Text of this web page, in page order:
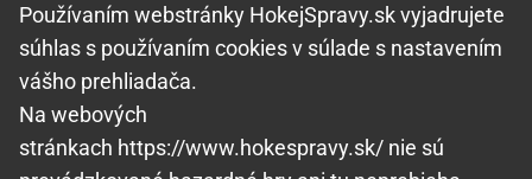
Používaním webstránky HokejSpravy.sk vyjadrujete
súhlas s používaním cookies v súlade s nastavením
vášho prehliadača.
Na webových
stránkach https://www.hokespravy.sk/ nie sú